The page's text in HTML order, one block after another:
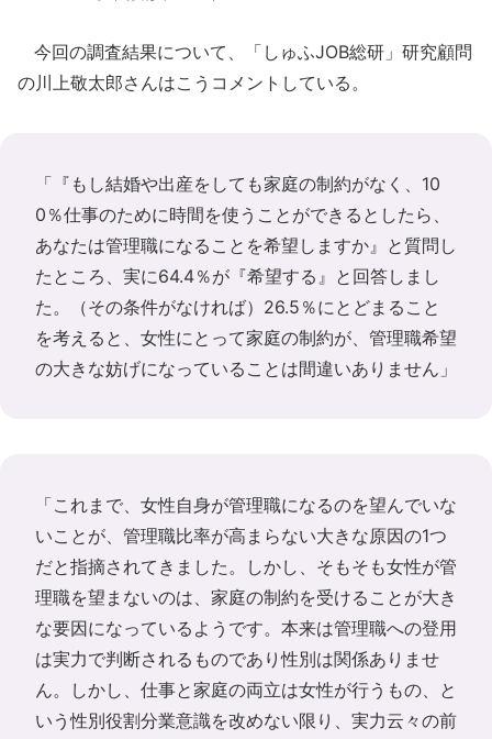
今回の調査結果について、「しゅふJOB総研」研究顧問
の川上敬太郎さんはこうコメントしている。
「『もし結婚や出産をしても家庭の制約がなく、10
0％仕事のために時間を使うことができるとしたら、
あなたは管理職になることを希望しますか』と質問し
たところ、実に64.4％が『希望する』と回答しまし
た。（その条件がなければ）26.5％にとどまること
を考えると、女性にとって家庭の制約が、管理職希望
の大きな妨げになっていることは間違いありません」
「これまで、女性自身が管理職になるのを望んでいな
いことが、管理職比率が高まらない大きな原因の1つ
だと指摘されてきました。しかし、そもそも女性が管
理職を望まないのは、家庭の制約を受けることが大き
な要因になっているようです。本来は管理職への登用
は実力で判断されるものであり性別は関係ありませ
ん。しかし、仕事と家庭の両立は女性が行うもの、と
いう性別役割分業意識を改めない限り、実力云々の前